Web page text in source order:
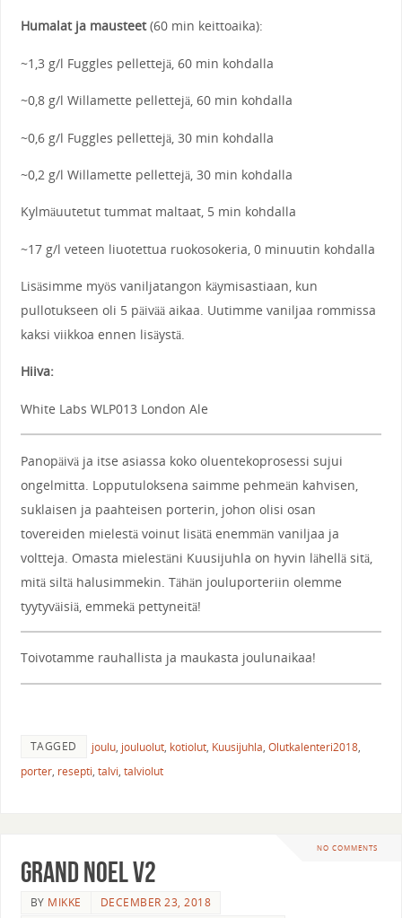
Humalat ja mausteet(60 min keittoaika):
~1,3 g/l Fuggles pellettejä, 60 min kohdalla
~0,8 g/l Willamette pellettejä, 60 min kohdalla
~0,6 g/l Fuggles pellettejä, 30 min kohdalla
~0,2 g/l Willamette pellettejä, 30 min kohdalla
Kylmäuutetut tummat maltaat, 5 min kohdalla
~17 g/l veteen liuotettua ruokosokeria, 0 minuutin kohdalla
Lisäsimme myös vaniljatangon käymisastiaan, kun
pullotukseen oli 5 päivää aikaa. Uutimme vaniljaa rommissa
kaksi viikkoa ennen lisäystä.
Hiiva:
White Labs WLP013 London Ale
Panopäivä ja itse asiassa koko oluentekoprosessi sujui
ongelmitta. Lopputuloksena saimme pehmeän kahvisen,
suklaisen ja paahteisen porterin, johon olisi osan
tovereiden mielestä voinut lisätä enemmän vaniljaa ja
voltteja. Omasta mielestäni Kuusijuhla on hyvin lähellä sitä,
mitä siltä halusimmekin. Tähän jouluporteriin olemme
tyytyväisiä, emmekä pettyneitä!
Toivotamme rauhallista ja maukasta joulunaikaa!
TAGGED joulu, jouluolut, kotiolut, Kuusijuhla, Olutkalenteri2018,
porter, resepti, talvi, talviolut
NO COMMENTS
Grand Noel v2
BY MIKKE
DECEMBER 23, 2018